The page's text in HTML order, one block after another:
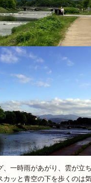
、一時雨があがり、雲が立
ッと青空の下を歩くのは気